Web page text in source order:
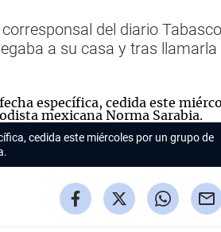
del diario
a su casa y tras
cedida este miércoles por un grupo de